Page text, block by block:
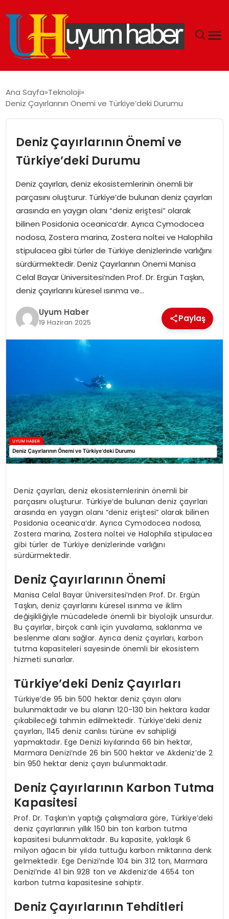
EKONOMI
SIYASET
DÜNYA
SPOR
TEKNOLOJI
SAĞLIK
MAGAZIN
YAŞAM
Ana Sayfa Teknoloji
Deniz Çayırlarının Önemi ve Türkiye’deki Durumu
Deniz Çayırlarının Önemi ve
Türkiye’deki Durumu
Deniz çayırları, deniz ekosistemlerinin önemli bir
parçasını oluşturur. Türkiye’de bulunan deniz çayırları
arasında en yaygın olanı “deniz eriştesi” olarak
bilinen Posidonia oceanica’dır. Ayrıca Cymodocea
nodosa, Zostera marina, Zostera noltei ve Halophila
stipulacea gibi türler de Türkiye denizlerinde varlığını
sürdürmektedir. Deniz Çayırlarının Önemi Manisa
Celal Bayar Üniversitesi’nden Prof. Dr. Ergün Taşkın,
deniz çayırlarını küresel ısınma ve…
Uyum Haber
19 Haziran 2025 Paylaş
Deniz çayırları, deniz ekosistemlerinin önemli bir
parçasını oluşturur. Türkiye’de bulunan deniz çayırları
arasında en yaygın olanı “deniz eriştesi” olarak bilinen
Posidonia oceanica’dır. Ayrıca Cymodocea nodosa,
Zostera marina, Zostera noltei ve Halophila stipulacea
gibi türler de Türkiye denizlerinde varlığını
sürdürmektedir.
Deniz Çayırlarının Önemi
Manisa Celal Bayar Üniversitesi’nden Prof. Dr. Ergün
Taşkın, deniz çayırlarını küresel ısınma ve iklim
değişikliğiyle mücadelede önemli bir biyolojik unsurdur.
Bu çayırlar, birçok canlı için yuvalama, saklanma ve
beslenme alanı sağlar. Ayrıca deniz çayırları, karbon
tutma kapasiteleri sayesinde önemli bir ekosistem
hizmeti sunarlar.
Türkiye’deki Deniz Çayırları
Türkiye’de 95 bin 500 hektar deniz çayırı alanı
bulunmaktadır ve bu alanın 120-130 bin hektara kadar
çıkabileceği tahmin edilmektedir. Türkiye’deki deniz
çayırları, 1145 deniz canlısı türüne ev sahipliği
yapmaktadır. Ege Denizi kıyılarında 66 bin hektar,
Marmara Denizi’nde 26 bin 500 hektar ve Akdeniz’de 2
bin 950 hektar deniz çayırı bulunmaktadır.
Deniz Çayırlarının Karbon Tutma
Kapasitesi
Prof. Dr. Taşkın’ın yaptığı çalışmalara göre, Türkiye’deki
deniz çayırlarının yıllık 150 bin ton karbon tutma
kapasitesi bulunmaktadır. Bu kapasite, yaklaşık 6
milyon ağacın bir yılda tuttuğu karbon miktarına denk
gelmektedir. Ege Denizi’nde 104 bin 312 ton, Marmara
Denizi’nde 41 bin 928 ton ve Akdeniz’de 4654 ton
karbon tutma kapasitesine sahiptir.
Deniz Çayırlarının Tehditleri